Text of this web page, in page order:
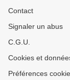
Contact
Signaler un abus
C.G.U.
Cookies et
Préférences